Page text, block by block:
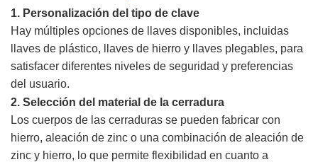
1. Personalización del tipo de clave
Hay múltiples opciones de llaves disponibles, incluidas
llaves de plástico, llaves de hierro y llaves plegables, para
satisfacer diferentes niveles de seguridad y preferencias
del usuario.
2. Selección del material de la cerradura
Los cuerpos de las cerraduras se pueden fabricar con
hierro, aleación de zinc o una combinación de aleación de
zinc y hierro, lo que permite flexibilidad en cuanto a